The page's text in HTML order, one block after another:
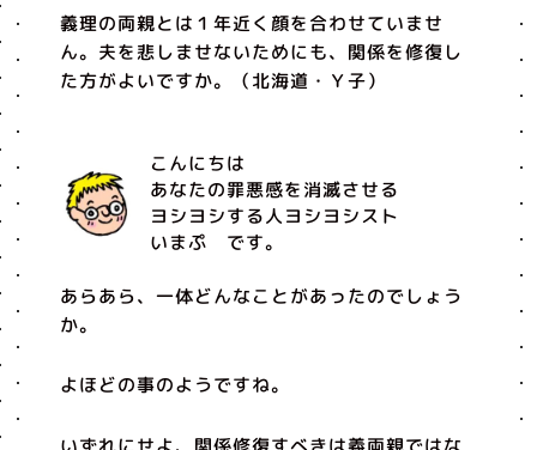
義理の両親とは１年近く顔を合わせていませ
ん。夫を悲しませないためにも、関係を修復し
た方がよいですか。（北海道・Ｙ子）
こんにちは
あなたの罪悪感を消滅させる
ヨシヨシする人ヨシヨシスト
いまぷ です。
あらあら、一体どんなことがあったのでしょう
か。
よほどの事のようですね。